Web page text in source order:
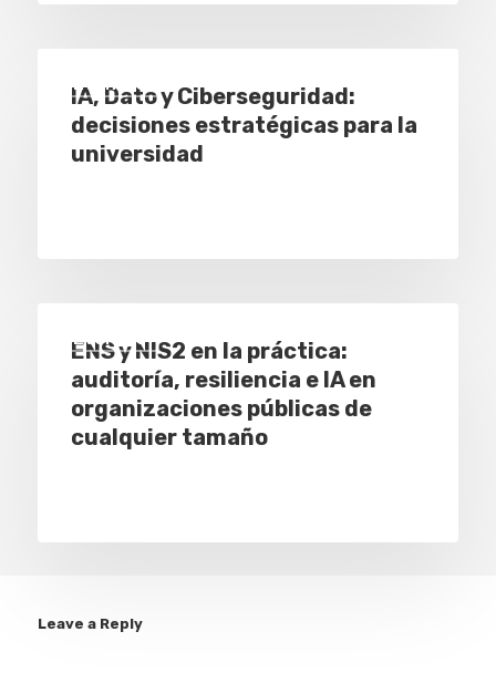
Eventos
IA, Dato y Ciberseguridad:
decisiones estratégicas para la
universidad
Eventos
ENS y NIS2 en la práctica:
auditoría, resiliencia e IA en
organizaciones públicas de
cualquier tamaño
Leave a Reply